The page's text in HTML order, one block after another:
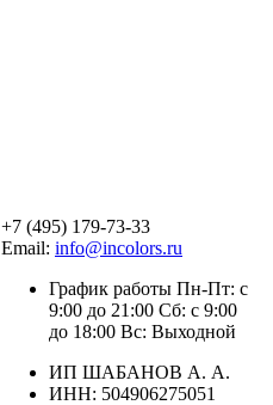
+7 (495) 179-73-33
Email: info@incolors.ru
График работы Пн-Пт: с
9:00 до 21:00 Сб: с 9:00
до 18:00 Вс: Выходной
ИП ШАБАНОВ А. А.
ИНН: 504906275051